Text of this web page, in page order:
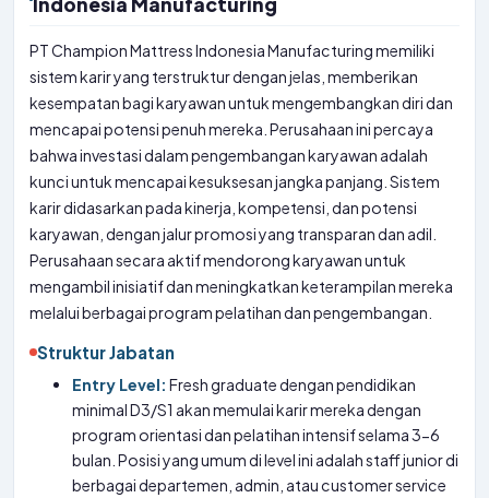
PT Champion Mattress Indonesia Manufacturing memiliki
sistem karir yang terstruktur dengan jelas, memberikan
kesempatan bagi karyawan untuk mengembangkan diri dan
mencapai potensi penuh mereka. Perusahaan ini percaya
bahwa investasi dalam pengembangan karyawan adalah
kunci untuk mencapai kesuksesan jangka panjang. Sistem
karir didasarkan pada kinerja, kompetensi, dan potensi
karyawan, dengan jalur promosi yang transparan dan adil.
Perusahaan secara aktif mendorong karyawan untuk
mengambil inisiatif dan meningkatkan keterampilan mereka
melalui berbagai program pelatihan dan pengembangan.
Struktur Jabatan
Entry Level: Fresh graduate dengan pendidikan
minimal D3/S1 akan memulai karir mereka dengan
program orientasi dan pelatihan intensif selama 3-6
bulan. Posisi yang umum di level ini adalah staff junior di
berbagai departemen, admin, atau customer service